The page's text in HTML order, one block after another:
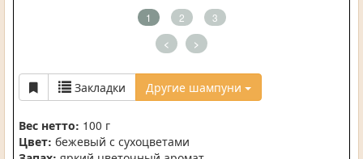
1 2 3
< >
Закладки Другие шампуни
Вес нетто: 100 г
Цвет: бежевый с сухоцветами